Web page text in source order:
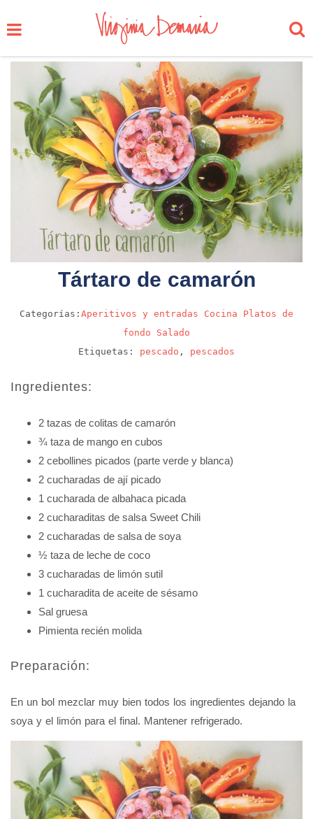
Tártaro de camarón
Categorías: Aperitivos y entradas Cocina
Platos de
fondo
Salado
Etiquetas: pescado , pescados
Ingredientes:
2 tazas de colitas de camarón
¾ taza de mango en cubos
2 cebollines picados (parte verde y blanca)
2 cucharadas de ají picado
1 cucharada de albahaca picada
2 cucharaditas de salsa Sweet Chili
2 cucharadas de salsa de soya
½ taza de leche de coco
3 cucharadas de limón sutil
1 cucharadita de aceite de sésamo
Sal gruesa
Pimienta recién molida
Preparación:
En un bol mezclar muy bien todos los ingredientes dejando la
soya y el limón para el final. Mantener refrigerado.